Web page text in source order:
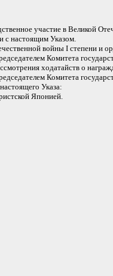
участие в Великой
с настоящим Указом.
войны I степени и
Комитета
ходатайств о
Комитета
Указа:
Японией.